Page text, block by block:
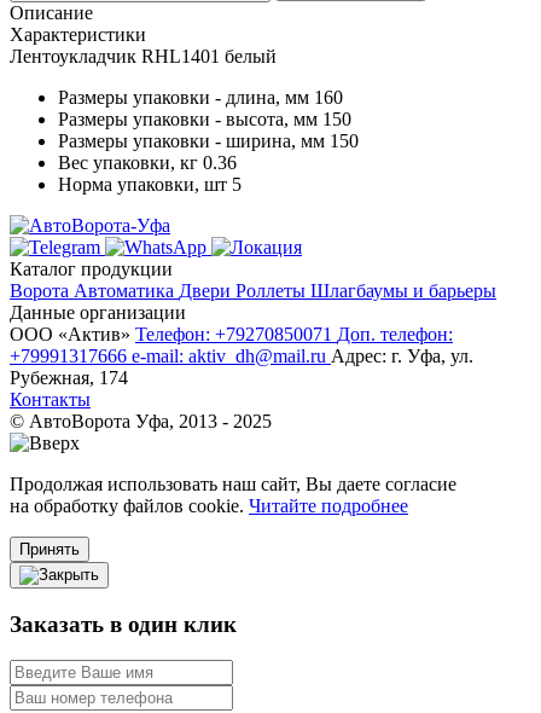
Описание
Характеристики
Лентоукладчик RHL1401 белый
Размеры упаковки - длина, мм 160
Размеры упаковки - высота, мм 150
Размеры упаковки - ширина, мм 150
Вес упаковки, кг 0.36
Норма упаковки, шт 5
Каталог продукции
Ворота Автоматика Двери Роллеты Шлагбаумы и барьеры
Данные организации
ООО «‎Актив»‎ Телефон: +79270850071 Доп. телефон:
+79991317666 e-mail: aktiv_dh@mail.ru Адрес: г. Уфа, ул.
Рубежная, 174
Контакты
© АвтоВорота Уфа, 2013 - 2025
Продолжая использовать наш сайт, Вы даете согласие
на обработку файлов cookie. Читайте подробнее
Принять
Заказать в один клик